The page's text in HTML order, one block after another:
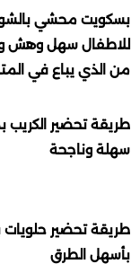
بسكويت محشي
للاطفال سهل وهش
من الذي يباع في
طريقة تحضير الكريب
سهلة وناجحة
طريقة تحضير حلويات
بأسهل الطرق